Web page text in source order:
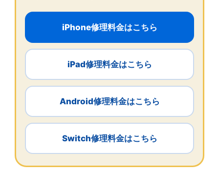
iPhone修理料金はこちら
iPad修理料金はこちら
Android修理料金はこちら
Switch修理料金はこちら